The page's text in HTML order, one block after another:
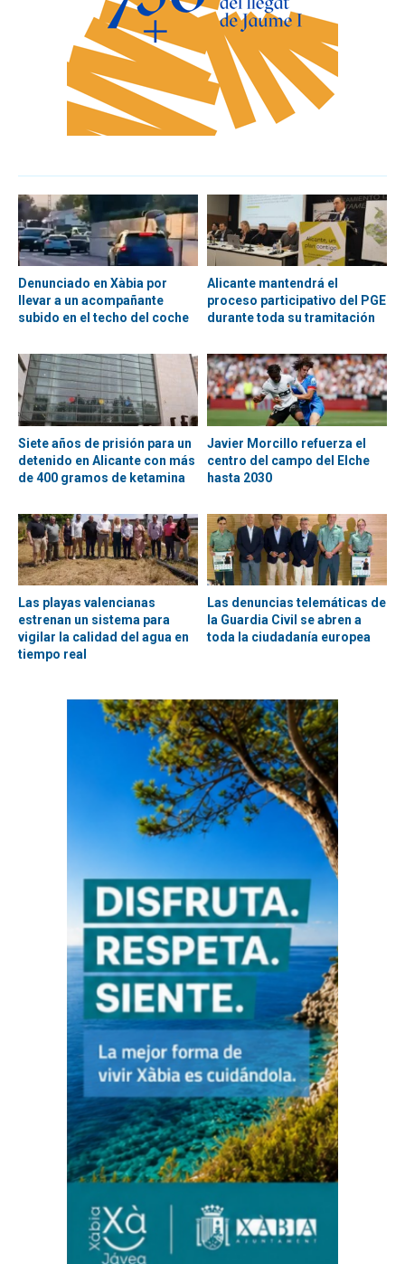
Denunciado en Xàbia por
llevar a un acompañante
subido en el techo del coche
Alicante mantendrá el
proceso participativo del PGE
durante toda su tramitación
Siete años de prisión para un
detenido en Alicante con más
de 400 gramos de ketamina
Javier Morcillo refuerza el
centro del campo del Elche
hasta 2030
Las playas valencianas
estrenan un sistema para
vigilar la calidad del agua en
tiempo real
Las denuncias telemáticas de
la Guardia Civil se abren a
toda la ciudadanía europea